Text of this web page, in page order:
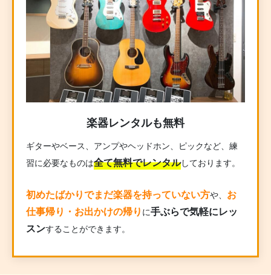
楽器レンタルも無料
ギターやベース、アンプやヘッドホン、ピックなど、練
習に必要なものは全て無料でレンタルしております。
初めたばかりでまだ楽器を持っていない方や、 お
仕事帰り・お出かけの帰り に手ぶらで気軽にレッ
スンすることができます。